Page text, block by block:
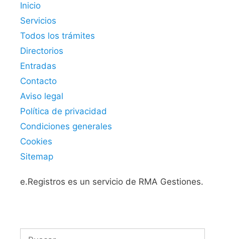
Inicio
Servicios
Todos los trámites
Directorios
Entradas
Contacto
Aviso legal
Política de privacidad
Condiciones generales
Cookies
Sitemap
e.Registros es un servicio de RMA Gestiones.
Buscar: